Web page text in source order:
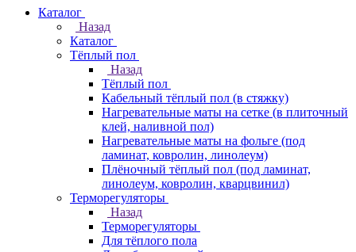
Каталог
Назад
Каталог
Тёплый пол
Назад
Тёплый пол
Кабельный тёплый пол (в стяжку)
Нагревательные маты на сетке (в плиточный
клей, наливной пол)
Нагревательные маты на фольге (под
ламинат, ковролин, линолеум)
Плёночный тёплый пол (под ламинат,
линолеум, ковролин, кварцвинил)
Терморегуляторы
Назад
Терморегуляторы
Для тёплого пола